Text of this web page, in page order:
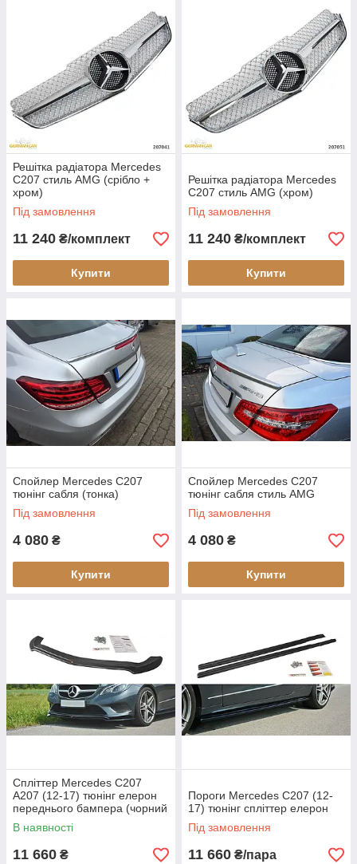
Решітка радіатора Mercedes
C207 стиль AMG (срібло +
хром)
Під замовлення
11 240 ₴/комплект
Купити
Решітка радіатора Mercedes
C207 стиль AMG (хром)
Під замовлення
11 240 ₴/комплект
Купити
Спойлер Mercedes C207
тюнінг сабля (тонка)
Під замовлення
4 080 ₴
Купити
Спойлер Mercedes C207
тюнінг сабля стиль AMG
Під замовлення
4 080 ₴
Купити
Спліттер Mercedes C207
A207 (12-17) тюнінг елерон
переднього бампера (чорний
глянц)
В наявності
11 660 ₴
Пороги Mercedes C207 (12-
17) тюнінг спліттер елерон
Під замовлення
11 660 ₴/пара